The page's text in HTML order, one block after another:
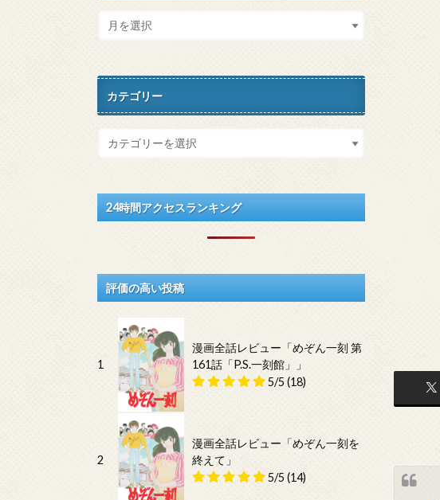
カテゴリー
24時間アクセスランキング
評価の高い投稿
1
漫画全話レビュー「めぞん一刻 第
161話「P.S.一刻館」」
5/5 (18)
2
漫画全話レビュー「めぞん一刻を
終えて」
5/5 (14)